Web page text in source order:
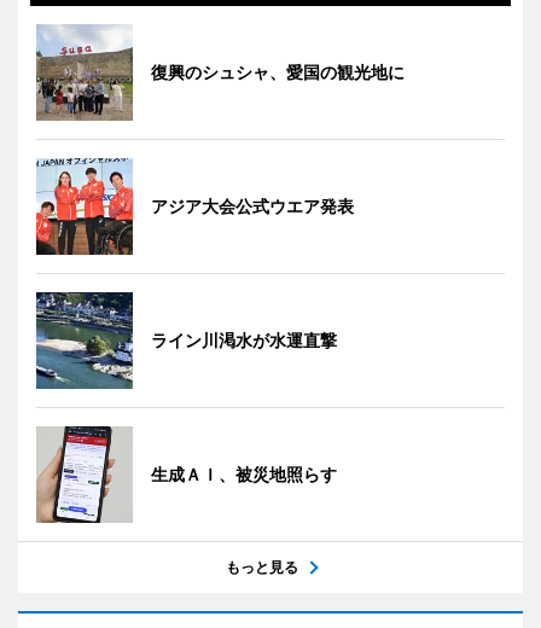
復興のシュシャ、愛国の観光地に
アジア大会公式ウエア発表
ライン川渇水が水運直撃
生成ＡＩ、被災地照らす
もっと見る